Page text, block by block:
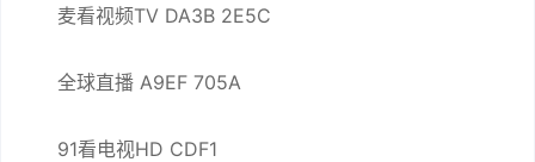
麦看视频TV DA3B 2E5C
全球直播 A9EF 705A
91看电视HD CDF1